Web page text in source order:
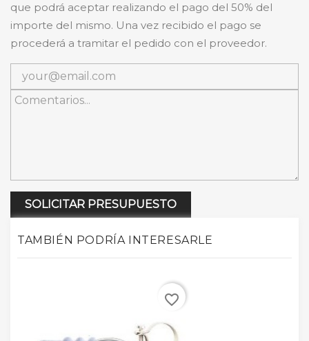
que podrá aceptar realizando el pago del 50% del
importe del mismo. Una vez recibido el pago se
procederá a tramitar el pedido con el proveedor.
SOLICITAR PRESUPUESTO
TAMBIÉN PODRÍA INTERESARLE
favorite_border